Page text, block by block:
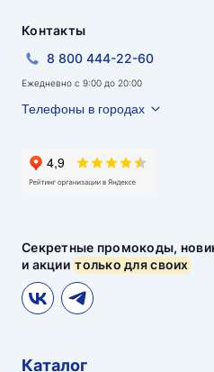
Секретные промокоды,
и акциитолько для своих
Контакты
8 800 444-22-60
Ежедневно с 9:00 до 20:00
Телефоны в городах
Каталог